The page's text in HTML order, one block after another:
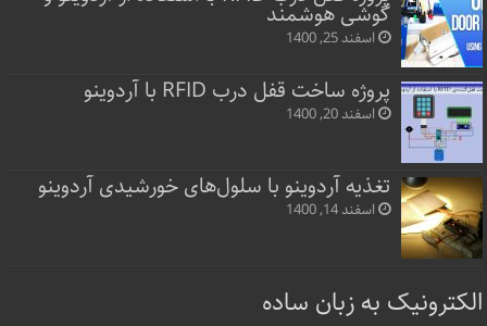
گوشی هوشمند
اسفند 25, 1400
پروژه ساخت قفل‌ درب RFID با آردوینو
اسفند 20, 1400
تغذیه آردوینو با سلول‌های خورشیدی آردوینو
اسفند 14, 1400
الکترونیک به زبان ساده